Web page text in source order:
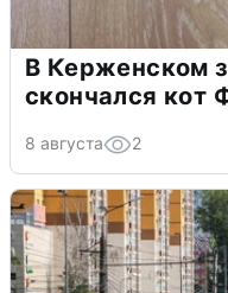
В Керженском
скончался кот
8 августа 2